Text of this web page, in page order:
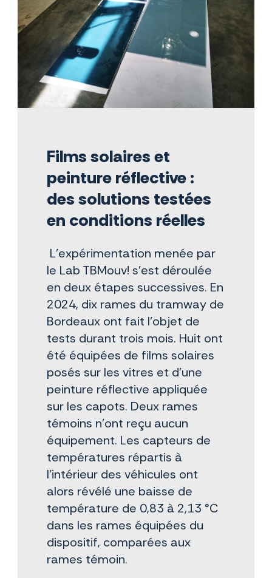
Films solaires et
peinture réflective :
des solutions testées
en conditions réelles
L'expérimentation menée par
le Lab TBMouv! s'est déroulée
en deux étapes successives. En
2024, dix rames du tramway de
Bordeaux ont fait l’objet de
tests durant trois mois. Huit ont
été équipées de films solaires
posés sur les vitres et d’une
peinture réflective appliquée
sur les capots. Deux rames
témoins n'ont reçu aucun
équipement. Les capteurs de
températures répartis à
l’intérieur des véhicules ont
alors révélé une baisse de
température de 0,83 à 2,13 °C
dans les rames équipées du
dispositif, comparées aux
rames témoin.